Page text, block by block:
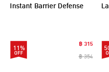
Instant Barrier Defense
11%
฿ 315
฿ 354